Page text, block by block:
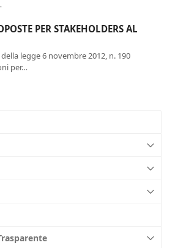
PER STAKEHOLDERS AL
legge 6 novembre 2012, n. 190
per…